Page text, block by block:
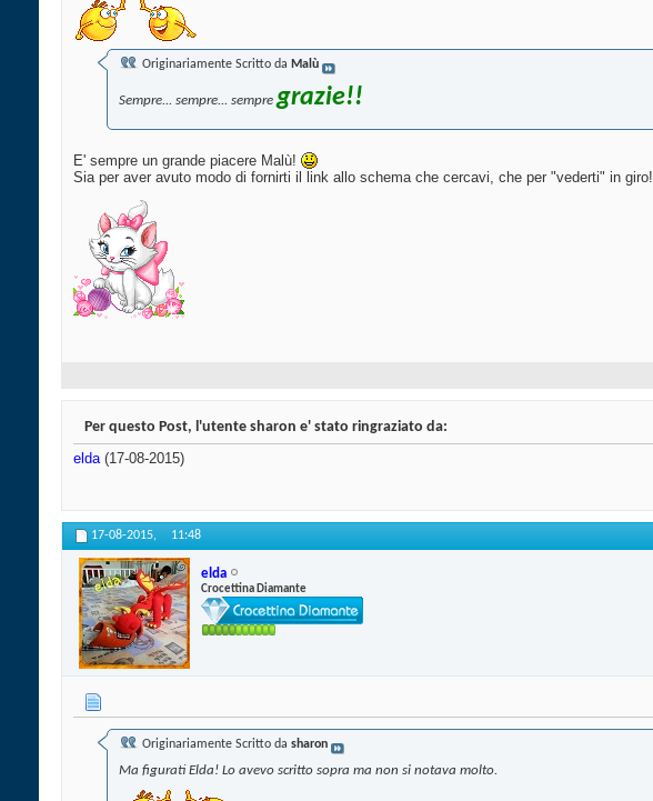
Originariamente Scritto da Malù
Sempre... sempre... sempregrazie!!
E' sempre un grande piacere Malù!
Sia per aver avuto modo di fornirti il link allo schema che cercavi, che per "vederti" in giro!
Per questo Post, l'utente sharon e' stato ringraziato da:
elda(17-08-2015)
17-08-2015, 11:48
elda
Crocettina Diamante
Originariamente Scritto da sharon
Ma figurati Elda! Lo avevo scritto sopra ma non si notava molto.